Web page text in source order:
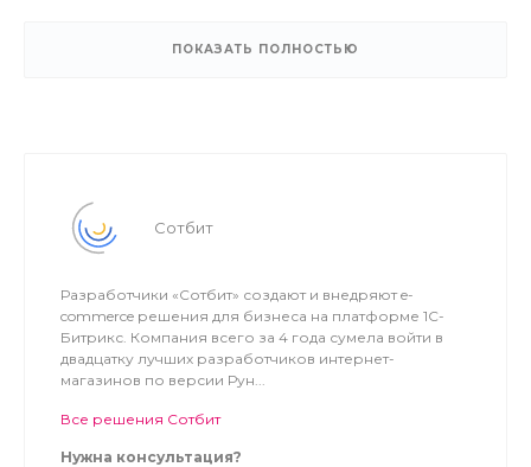
ПОКАЗАТЬ ПОЛНОСТЬЮ
на сайте.
Сотбит
Разработчики «Сотбит» создают и внедряют e-
commerce решения для бизнеса на платформе 1С-
Битрикс. Компания всего за 4 года сумела войти в
двадцатку лучших разработчиков интернет-
магазинов по версии Рун...
Все решения Сотбит
Нужна консультация?